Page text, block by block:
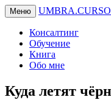
Меню
Консалтинг
Обучение
Книга
Обо мне
Куда летят